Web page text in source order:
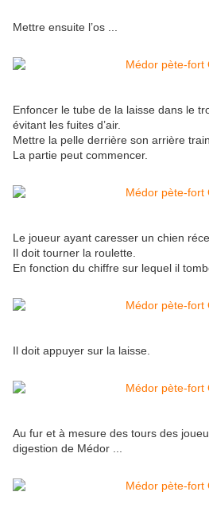
Mettre ensuite l’os ...
Enfoncer le tube de la laisse dans le
évitant les fuites d’air.
Mettre la pelle derrière son arrière train.
La partie peut commencer.
Le joueur ayant caresser un chien
Il doit tourner la roulette.
En fonction du chiffre sur lequel il
Il doit appuyer sur la laisse.
Au fur et à mesure des tours des
digestion de Médor ...